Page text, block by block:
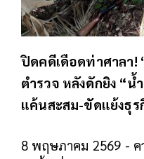
ปิดคดีเดือดท่าศาลา!
ตำรวจ หลังดักยิง “
แค้นสะสม-ขัดแย้งธุร
8 พฤษภาคม 2569 -